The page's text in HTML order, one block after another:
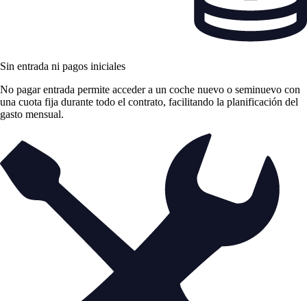
Sin entrada ni pagos iniciales
No pagar entrada permite acceder a un coche nuevo o seminuevo con
una cuota fija durante todo el contrato, facilitando la planificación del
gasto mensual.